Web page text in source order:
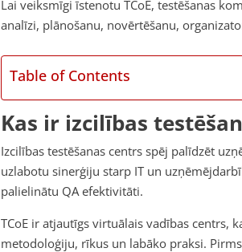
Lai veiksmīgi īstenotu TCoE, testēšanas
analīzi, plānošanu, novērtēšanu,
Table of Contents
Kas ir izcilības
Izcilības testēšanas centrs spēj palīdzēt
uzlabotu sinerģiju starp IT un
palielinātu QA efektivitāti.
TCoE ir atjautīgs virtuālais vadības centrs,
metodoloģiju, rīkus un labāko praksi.